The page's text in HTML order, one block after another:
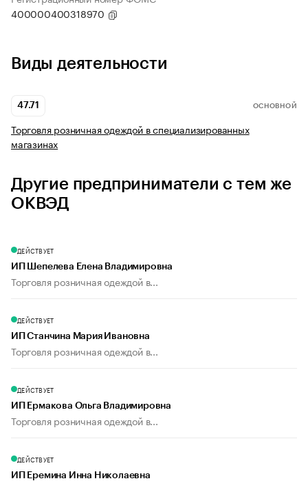
400000400318970
Виды деятельности
47.71 ОСНОВНОЙ
Торговля розничная одеждой в специализированных
магазинах
Другие предприниматели с тем же
ОКВЭД
ДЕЙСТВУЕТ
ИП Шепелева Елена Владимировна
Торговля розничная одеждой в...
ДЕЙСТВУЕТ
ИП Станчина Мария Ивановна
Торговля розничная одеждой в...
ДЕЙСТВУЕТ
ИП Ермакова Ольга Владимировна
Торговля розничная одеждой в...
ДЕЙСТВУЕТ
ИП Еремина Инна Николаевна